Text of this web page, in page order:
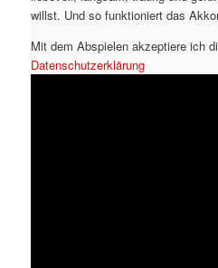
willst. Und so funktioniert das
Mit dem Abspielen akzeptiere ich
Datenschutzerklärung